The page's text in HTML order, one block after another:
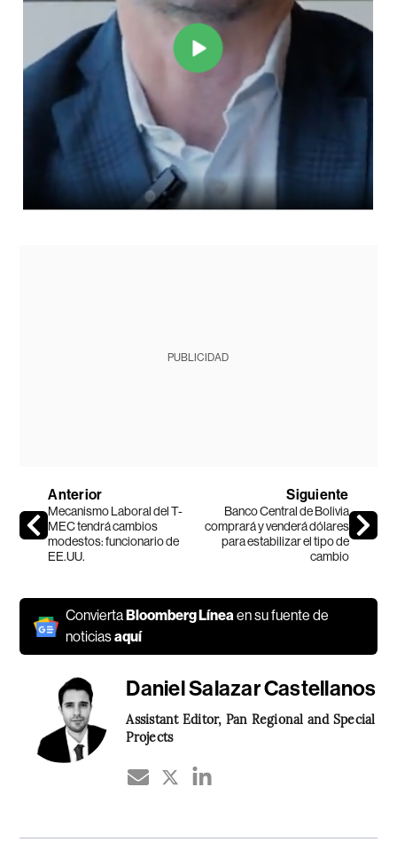
PUBLICIDAD
Anterior
Mecanismo Laboral del T-
MEC tendrá cambios
modestos: funcionario de
EE.UU.
Siguiente
Banco Central de Bolivia
comprará y venderá dólares
para estabilizar el tipo de
cambio
Convierta Bloomberg Líneaen su fuente de
noticiasaquí
Daniel Salazar Castellanos
Assistant Editor, Pan Regional and Special
Projects